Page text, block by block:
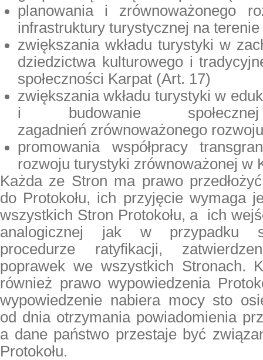
planowania i zrównoważonego
infrastruktury turystycznej na
zwiększania wkładu turystyki w
dziedzictwa kulturowego i
społeczności Karpat (Art. 17)
zwiększania wkładu turystyki w
i budowanie
zagadnień zrównoważonego
promowania współpracy
rozwoju turystyki zrównoważonej w
Każda ze Stron ma prawo
do Protokołu, ich przyjęcie wymaga
wszystkich Stron Protokołu, a ich
analogicznej jak w przypadku
procedurze ratyfikacji,
poprawek we wszystkich Stronach.
również prawo wypowiedzenia
wypowiedzenie nabiera mocy sto
od dnia otrzymania powiadomienia
a dane państwo przestaje być
Protokołu.